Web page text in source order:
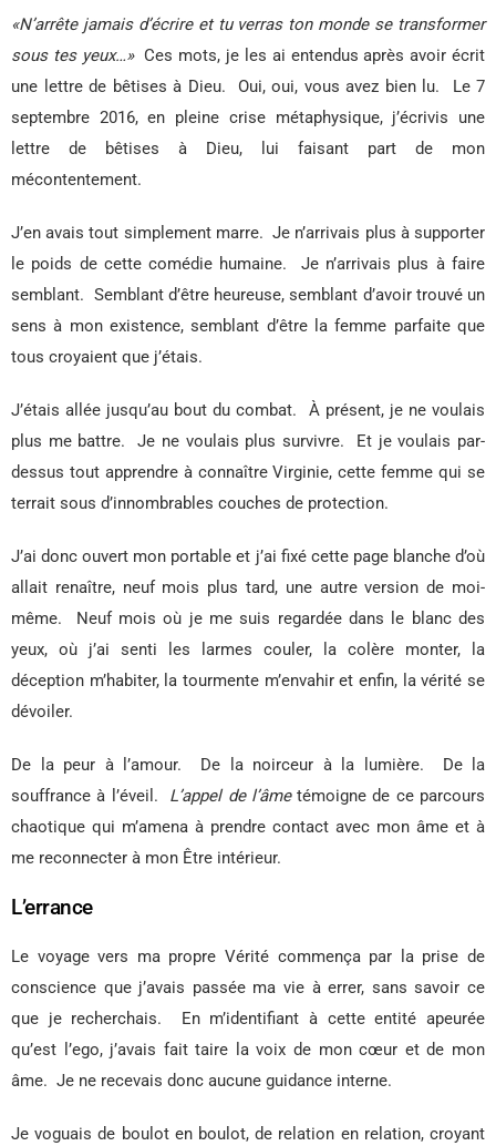
«N’arrête jamais d’écrire et tu verras ton monde se transformer
sous tes yeux…» Ces mots, je les ai entendus après avoir écrit
une lettre de bêtises à Dieu.
Oui, oui, vous avez bien lu.
Le 7
septembre 2016, en pleine crise métaphysique, j’écrivis une
lettre de bêtises à Dieu, lui faisant part de mon
mécontentement.
J’en avais tout simplement marre. Je n’arrivais plus à supporter
le poids de cette comédie humaine.
Je n’arrivais plus à faire
semblant. Semblant d’être heureuse, semblant d’avoir trouvé un
sens à mon existence, semblant d’être la femme parfaite que
tous croyaient que j’étais.
J’étais allée jusqu’au bout du combat.
À présent, je ne voulais
plus me battre.
Je ne voulais plus survivre.
Et je voulais par-
dessus tout apprendre à connaître Virginie, cette femme qui se
terrait sous d’innombrables couches de protection.
J’ai donc ouvert mon portable et j’ai fixé cette page blanche d’où
allait renaître, neuf mois plus tard, une autre version de moi-
même.
Neuf mois où je me suis regardée dans le blanc des
yeux, où j’ai senti les larmes couler, la colère monter, la
déception m’habiter, la tourmente m’envahir et enfin, la vérité se
dévoiler.
De la peur à l’amour. De la noirceur à la lumière.
De la
souffrance à l’éveil.
L’appel de l’âmetémoigne de ce parcours
chaotique qui m’amena à prendre contact avec mon âme et à
me reconnecter à mon Être intérieur.
L’errance
Le voyage vers ma propre Vérité commença par la prise de
conscience que j’avais passée ma vie à errer, sans savoir ce
que je recherchais.
En m’identifiant à cette entité apeurée
qu’est l’ego, j’avais fait taire la voix de mon cœur et de mon
âme. Je ne recevais donc aucune guidance interne.
Je voguais de boulot en boulot, de relation en relation, croyant